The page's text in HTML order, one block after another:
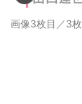
画像3枚目／3枚